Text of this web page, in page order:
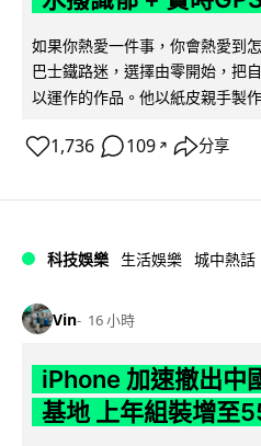
如果你熱愛一件事，你會熱愛到
巴士鐵路迷，選擇由零開始，把
以運作的作品。他以紙皮親手製
1,736 109 ↗ 分享
科技娛樂 生活娛樂 城中熱話
Vin 16 小時
iPhone 加速撤出中
基地 上年組裝增至